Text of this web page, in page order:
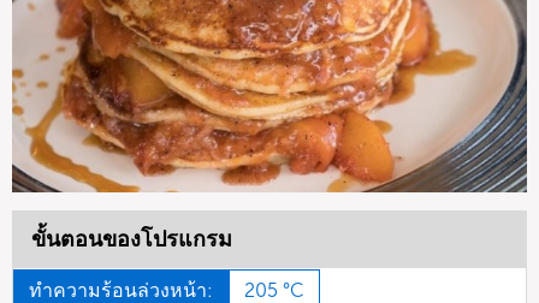
ขั้นตอนของโปรแกรม
ทำความร้อนล่วงหน้า: 205 °C